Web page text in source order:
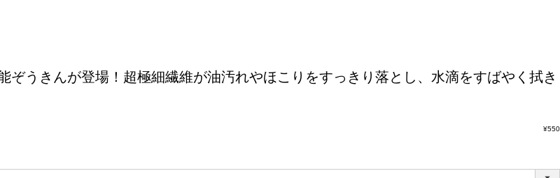
ぞうきんが登場！超極細繊維が油汚れやほこりをすっきり落とし、水滴をすばやく拭き
¥550